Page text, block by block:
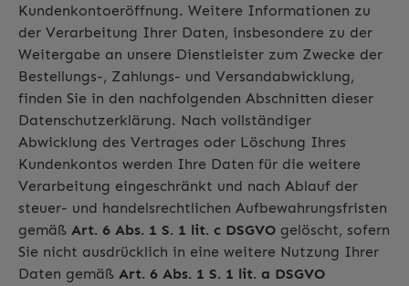
Kundenkontoeröffnung. Weitere Informationen zu
der Verarbeitung Ihrer Daten, insbesondere zu der
Weitergabe an unsere Dienstleister zum Zwecke der
Bestellungs-, Zahlungs- und Versandabwicklung,
finden Sie in den nachfolgenden Abschnitten dieser
Datenschutzerklärung. Nach vollständiger
Abwicklung des Vertrages oder Löschung Ihres
Kundenkontos werden Ihre Daten für die weitere
Verarbeitung eingeschränkt und nach Ablauf der
steuer- und handelsrechtlichen Aufbewahrungsfristen
gemäß Art. 6 Abs. 1 S. 1 lit. c DSGVO gelöscht, sofern
Sie nicht ausdrücklich in eine weitere Nutzung Ihrer
Daten gemäß Art. 6 Abs. 1 S. 1 lit. a DSGVO